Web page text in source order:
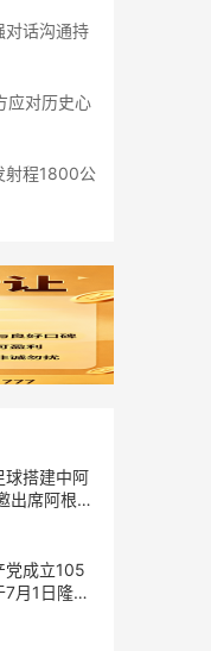
对话沟通持
应对历史心
射程1800公
球搭建中阿
出席阿根廷
会！
党成立105
月1日隆重